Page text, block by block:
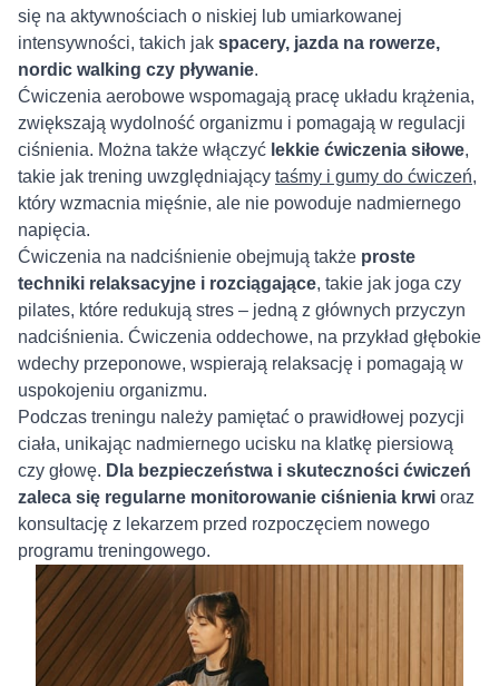
się na aktywnościach o niskiej lub umiarkowanej
intensywności, takich jak spacery, jazda na rowerze,
nordic walking czy pływanie.
Ćwiczenia aerobowe wspomagają pracę układu krążenia,
zwiększają wydolność organizmu i pomagają w regulacji
ciśnienia. Można także włączyć lekkie ćwiczenia siłowe,
takie jak trening uwzględniający taśmy i gumy do ćwiczeń,
który wzmacnia mięśnie, ale nie powoduje nadmiernego
napięcia.
Ćwiczenia na nadciśnienie obejmują także proste
techniki relaksacyjne i rozciągające, takie jak joga czy
pilates, które redukują stres – jedną z głównych przyczyn
nadciśnienia. Ćwiczenia oddechowe, na przykład głębokie
wdechy przeponowe, wspierają relaksację i pomagają w
uspokojeniu organizmu.
Podczas treningu należy pamiętać o prawidłowej pozycji
ciała, unikając nadmiernego ucisku na klatkę piersiową
czy głowę. Dla bezpieczeństwa i skuteczności ćwiczeń
zaleca się regularne monitorowanie ciśnienia krwi oraz
konsultację z lekarzem przed rozpoczęciem nowego
programu treningowego.